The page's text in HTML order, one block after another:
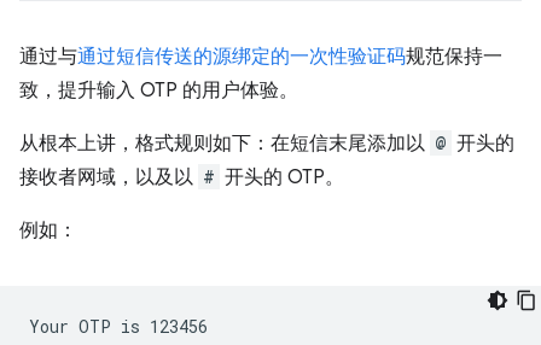
通过与通过短信传送的源绑定的一次性验证码规范保持一
致，提升输入 OTP 的用户体验。
从根本上讲，格式规则如下：在短信末尾添加以 @ 开头的
接收者网域，以及以 # 开头的 OTP。
例如：
Your OTP is 123456